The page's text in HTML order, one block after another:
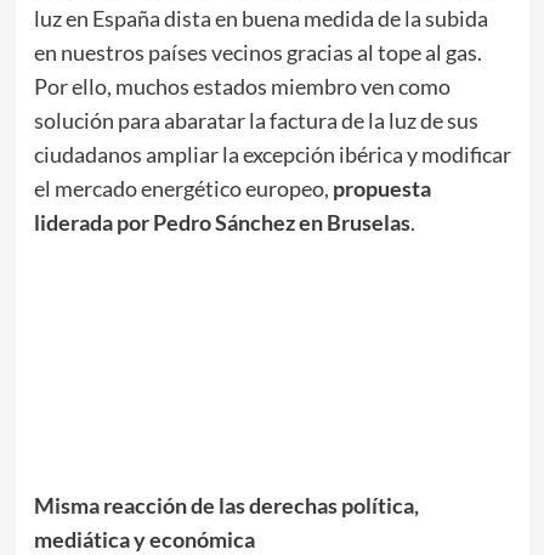
luz en España dista en buena medida de la subida
en nuestros países vecinos gracias al tope al gas.
Por ello, muchos estados miembro ven como
solución para abaratar la factura de la luz de sus
ciudadanos ampliar la excepción ibérica y modificar
el mercado energético europeo, propuesta
liderada por Pedro Sánchez en Bruselas.
Misma reacción de las derechas política,
mediática y económica